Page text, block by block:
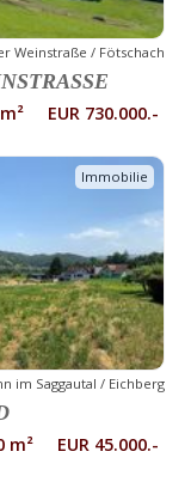
Weinstraße / Fötschach
m² EUR 730.000.-
Immobilie
im Saggautal / Eichberg
m² EUR 45.000.-